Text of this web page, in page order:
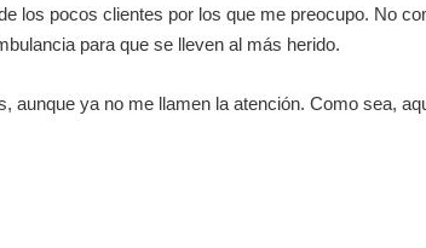
los pocos clientes por los que me preocupo. No
para que se lleven al más herido.
aunque ya no me llamen la atención. Como sea,